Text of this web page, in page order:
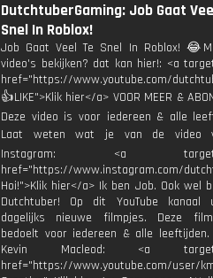
DutchtuberGaming: Job Gaat
Snel In Roblox!
Job Gaat Veel Te Snel In Roblox!
video's bekijken? dat kan hier!: <a
href="https://www.youtube.com/
👍LIKE">Klik hier</a> VOOR MEER &
Deze video is voor iedereen & alle
Laat weten wat je van de video
Instagram: <a
href="https://www.instagram.com/
Hoi!">Klik hier</a> Ik ben Job. Ook wel
Dutchtuber! Op dit YouTube kanaal
dagelijks nieuwe filmpjes. Deze
bedoelt voor iedereen & alle
Kevin Macleod: <a
href="https://www.youtube.com/user/